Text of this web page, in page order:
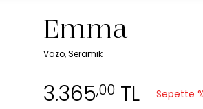
Emma
Vazo, Seramik
3.365,00TL Sepette